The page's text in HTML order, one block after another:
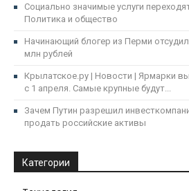
Социально значимые услуги
Политика и общество
Начинающий блогер из Перми
млн рублей
Крылатское.ру | Новости | Ярмарки
с 1 апреля. Самые крупные будут...
Зачем Путин разрешил
продать российские активы
Категории